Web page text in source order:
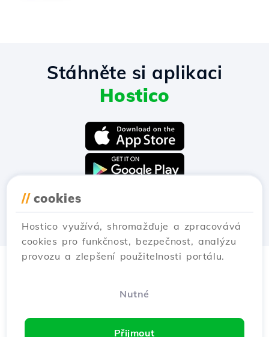
// cookies
Hostico využívá, shromažďuje a zpracovává
cookies pro funkčnost, bezpečnost, analýzu
provozu a zlepšení použitelnosti portálu.
Nutné
Přijmout
Stáhněte si aplikaci
Hostico